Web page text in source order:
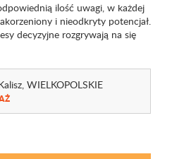
ilość uwagi, w każdej
i nieodkryty potencjał.
decyzyjne rozgrywają na się
WIELKOPOLSKIE